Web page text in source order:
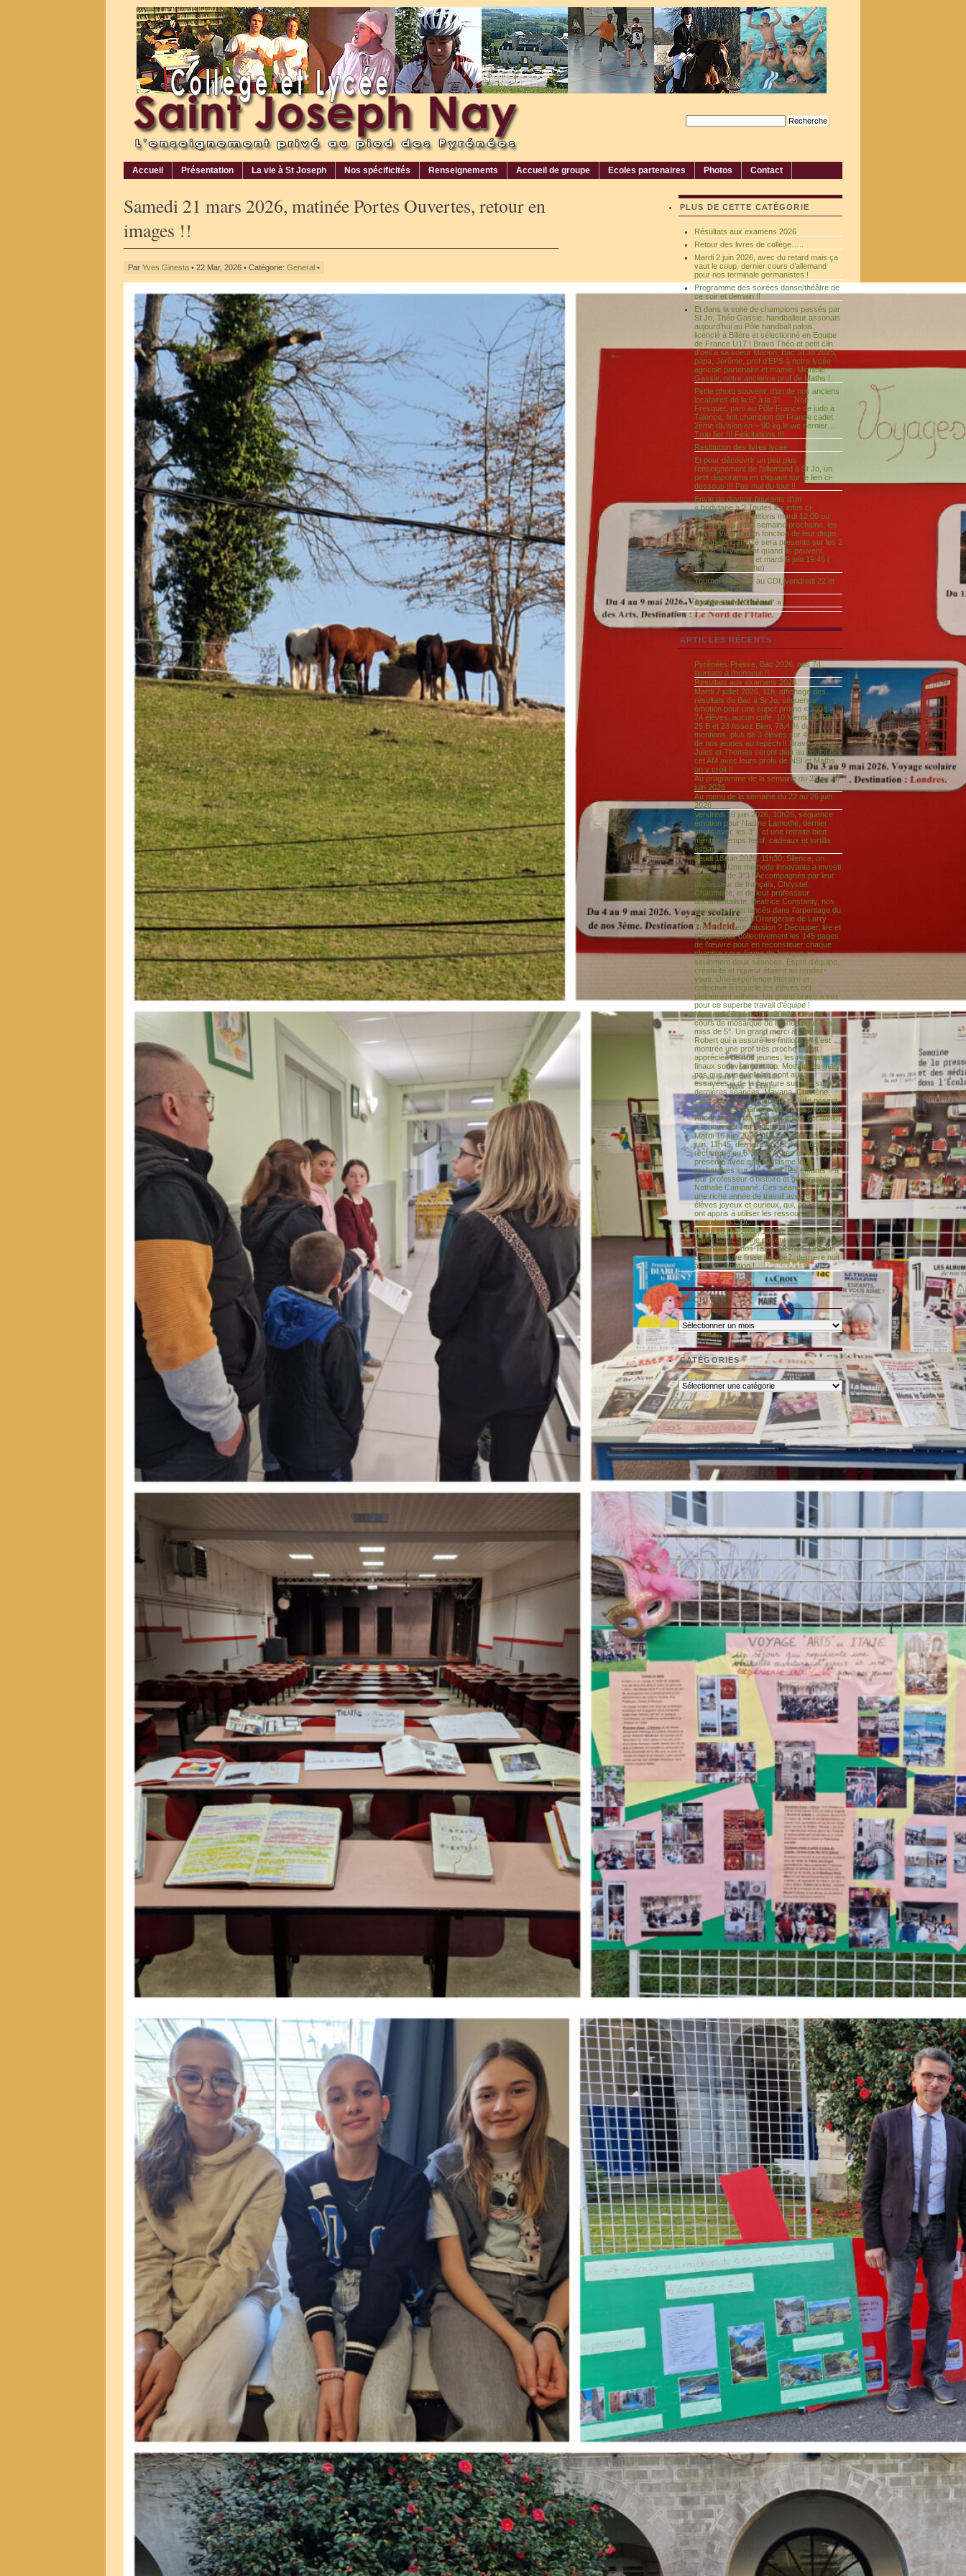
Accueil Présentation La vie à St Joseph Nos spécificités Renseignements Accueil de groupe Ecoles partenaires Photos Contact
Samedi 21 mars 2026, matinée Portes Ouvertes, retour en
images !!
Par Yves Ginesta • 22 Mar, 2026 • Catégorie: General •
PLUS DE CETTE CATÉGORIE
Résultats aux examens 2026
Retour des livres de collège…..
Mardi 2 juin 2026, avec du retard mais ça
vaut le coup, dernier cours d’allemand
pour nos terminale germanistes !
Programme des soirées danse/théâtre de
ce soir et demain !!
Et dans la suite de champions passés par
St Jo, Théo Gassie, handballeur assonais
aujourd’hui au Pôle handball palois,
licencié à Billère et sélectionné en Equipe
de France U17 ! Bravo Théo et petit clin
d’oeil à sa soeur Manon, Bac St Jo 2025,
papa, Jérôme, prof d’EPS à notre lycée
agricole partenaire et mamie, Michelle
Gassie, notre ancienne prof de Maths !
Petite photo souvenir d’un de nos anciens
locataires de la 6° à la 3°….. Noé
Fresquet, parti au Pôle France de judo à
Talence, finit champion de France cadet
2ème division en – 90 kg le we dernier…
Trop fier !!! Félicitations !!!
Restitution des livres lycée
Et pour découvrir un peu plus
l’enseignement de l’allemand à St Jo, un
petit diaporama en cliquant sur le lien ci-
dessous !!! Pas mal du tout !!
Envie de devenir figurants d’un
« bodytape » ? Toutes les infos ci-
dessous…. Répétitions mardi 12:00 ou
mercredi 13:00 la semaine prochaine, les
élèves viennent en fonction de leur dispo.
Annabelle Carrazé sera présente sur les 2
temps, ils viennent quand ils peuvent.
Spectacle lundi 8 et mardi 9 juin 19:45 (
tout est sur l’affiche)
Tournoi d’échecs au CDI, vendredi 22 et
29 mai au CDI……
Archives de 'General' »
ARTICLES RÉCENTS
Pyrénées Presse, Bac 2026, nos 74
lauréats à l’honneur !!
Résultats aux examens 2026
Mardi 7 juillet 2026, 11h, affichage des
résultats du Bac à St Jo, séquence
émotion pour une super promo « 2008 » !
74 élèves, aucun collé, 10 Mentions TB,
25 B et 23 Assez Bien, 78.4 % de
mentions, plus de 3 élèves sur 4, juste 2
de nos jeunes au repêch !! Bravo à tous !
Jules et Thomas seront déjà au boulot dès
cet AM avec leurs profs de NSI et Maths,
on y croit !!
Au programme de la semaine du 22 au 26
juin 2026
Au menu de la semaine du 22 au 26 juin
2026
Vendredi 19 juin 2026, 10h25, séquence
émotion pour Nadine Lamothe, dernier
cours avec les 3°1 et une retraite bien
méritée, temps festif, cadeaux et tortilla
espanola…..
Jeudi 18 juin 2026, 11h30, Silence, on
arpente ! Une méthode innovante a investi
la classe de 3°3 ! Accompagnés par leur
professeur de français, Chrystel
Chaumette, et de leur professeur
documentaliste, Béatrice Constanty, nos
élèves se sont lancés dans l’arpentage du
puissant roman L’Orangeraie de Larry
Tremblay. Leur mission ? Découper, lire et
s’approprier collectivement les 145 pages
de l’œuvre pour en reconstituer chaque
chapitre sous forme de fresque en
seulement deux séances. Esprit d’équipe,
créativité et rigueur étaient au rendez-
vous. Une expérience littéraire et
collective à laquelle les élèves ont
pleinement adhéré. Un grand bravo à eux
pour ce superbe travail d’équipe !
Mercredi 17 juin 2026, 20h28, dernier
cours de mosaïque de l’année pour nos
miss de 5°. Un grand merci à Claire
Robert qui a assuré les finitions et s’est
montrée une prof très proche et fort
appréciée de nos jeunes, les résultats
finaux sont vraiment top. Mosaïques mais
pas que puisqu’elle se sont aussi
essayées à de la peinture sur toile sur les
dernières séances. Mayana, Charlène,
Clémence, Anne Charlotte et Julie posent
toutes fières (manque Alix sur la photo) !!!
Aucun doute, les filles ont adoré cet atelier,
à renouveler l’an prochain !!
Mardi 16 juin 2026, 10h, et mercredi 17
juin, 11h45, derniers cours d’initiation à la
recherche en 6°3 et 6°4. Les élèves ont
présenté avec enthousiasme leurs
recherches sur « Le droit des enfants » à
leur professeur d’histoire et géographie,
Nathalie Campané. Ces séances clôturent
une riche année de travail avec des
élèves joyeux et curieux, qui, on l’espère,
ont appris à utiliser les ressources de
notre beau CDI.
Mardi 16 juin 2026, 19h30, Stellio, Lydia,
Sandrine et Sabine posent avec une belle
brochette de nos Tales internes. Demain
c’est épreuve finale de spé2, dernière nuit
à St Jo, émotion !
ARCHIVES
Archives
CATÉGORIES
Catégories